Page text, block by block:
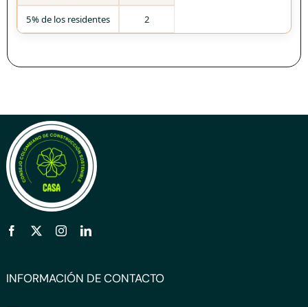
5% de los residentes 2
INFORMACIÓN DE CONTACTO